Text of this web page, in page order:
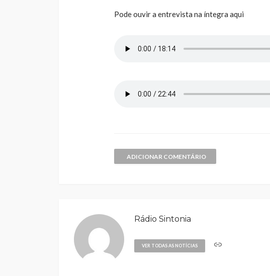
Pode ouvir a entrevista na íntegra aqui
ADICIONAR COMENTÁRIO
Rádio Sintonia
VER TODAS AS NOTÍCIAS